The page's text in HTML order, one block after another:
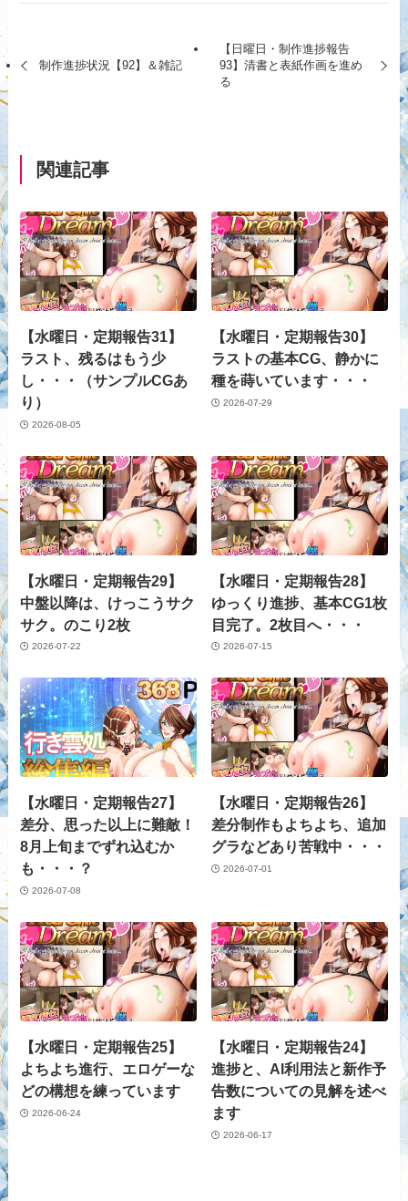
制作進捗状況【92】＆雑記
【日曜日・制作進捗報告
93】清書と表紙作画を進め
る
関連記事
【水曜日・定期報告31】
ラスト、残るはもう少
し・・・（サンプルCGあ
り）
2026-08-05
【水曜日・定期報告30】
ラストの基本CG、静かに
種を蒔いています・・・
2026-07-29
【水曜日・定期報告29】
中盤以降は、けっこうサク
サク。のこり2枚
2026-07-22
【水曜日・定期報告28】
ゆっくり進捗、基本CG1枚
目完了。2枚目へ・・・
2026-07-15
【水曜日・定期報告27】
差分、思った以上に難敵！
8月上旬までずれ込むか
も・・・？
2026-07-08
【水曜日・定期報告26】
差分制作もよちよち、追加
グラなどあり苦戦中・・・
2026-07-01
【水曜日・定期報告25】
よちよち進行、エロゲーな
どの構想を練っています
2026-06-24
【水曜日・定期報告24】
進捗と、AI利用法と新作予
告数についての見解を述べ
ます
2026-06-17